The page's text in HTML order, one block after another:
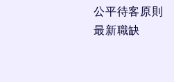
公平待客原則
最新職缺